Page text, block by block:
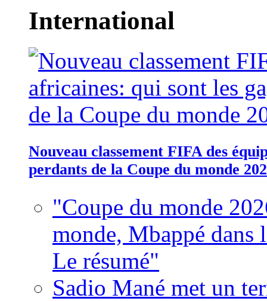
International
Nouveau classement FIFA des
perdants de la Coupe du monde
"Coupe du monde
monde, Mbappé dans
Le résumé"
Sadio Mané met un